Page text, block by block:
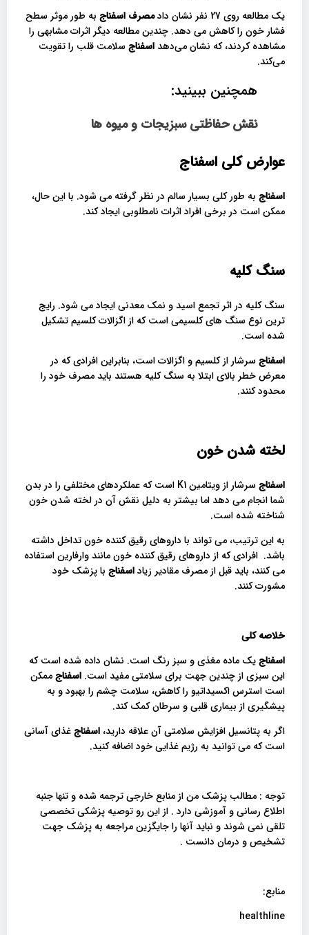
یک مطالعه روی 27 نفر نشان داد
مصرف اسفناج به طور موثر سطح
فشار خون را کاهش می دهد. چندین مطالعه دیگر اثرات مشابهی را
مشاهده کردند، که نشان می‌دهداسفناجسلامت قلب را تقویت
می‌کند.
همچنین ببینید:
نقش حفاظتی سبزیجات و میوه ها
عوارض کلی اسفناج
اسفناج به طور کلی بسیار سالم در نظر گرفته می شود. با این حال،
ممکن است در برخی افراد اثرات نامطلوبی ایجاد کند.
سنگ کلیه
سنگ کلیه در اثر تجمع اسید و نمک معدنی ایجاد می شود. رایج
ترین نوع سنگ های کلسیمی است که از اگزالات کلسیم تشکیل
شده است.
اسفناجسرشار از کلسیم و اگزالات است، بنابراین افرادی که در
معرض خطر بالای ابتلا به سنگ کلیه هستند باید مصرف خود را
محدود کنند.
لخته شدن خون
اسفناج
سرشار از ویتامین K1 است که عملکردهای مختلفی را در بدن
شما انجام می دهد اما بیشتر به دلیل نقش آن در لخته شدن خون
شناخته شده است.
به این ترتیب، می تواند با داروهای رقیق کننده خون تداخل داشته
باشد. افرادی که از داروهای رقیق کننده خون مانند وارفارین استفاده
می کنند، باید قبل از مصرف مقادیر زیاداسفناج با پزشک خود
مشورت کنند.
خلاصه کلی
اسفناجیک ماده مغذی و سبز رنگ است. نشان داده شده است که
این سبزی از چندین جهت برای سلامتی مفید است. اسفناجممکن
است استرس اکسیداتیو را کاهش، سلامت چشم را بهبود و به
پیشگیری از بیماری قلبی و سرطان کمک کند.
اگر به پتانسیل افزایش سلامتی آن علاقه دارید، اسفناجغذای آسانی
است که می توانید به رژیم غذایی خود اضافه کنید.
توجه : مطالب پزشک من از منابع خارجی ترجمه شده و تنها جنبه
اطلاع رسانی و آموزشی دارد . از این رو توصیه پزشکی تخصصی
تلقی نمی شوند و نباید آنها را جایگزین مراجعه به پزشک جهت
تشخیص و درمان دانست .
منابع:
healthline